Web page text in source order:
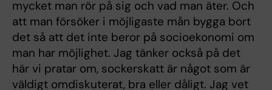
mycket man rör på sig och vad man äter. Och
att man försöker i möjligaste mån bygga bort
det så att det inte beror på socioekonomi om
man har möjlighet. Jag tänker också på det
här vi pratar om, sockerskatt är något som är
väldigt omdiskuterat, bra eller dåligt. Jag vet